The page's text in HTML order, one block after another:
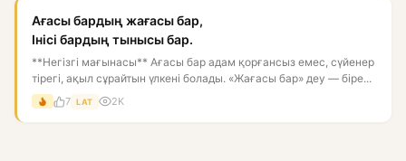
Ағасы бардың жағасы бар,
Інісі бардың тынысы бар.
**Негізгі мағынасы** Ағасы бар адам қорғансыз емес, сүйенер
тірегі, ақыл сұрайтын үлкені болады. «Жағасы бар» деу — біре...
7 LAT 2K